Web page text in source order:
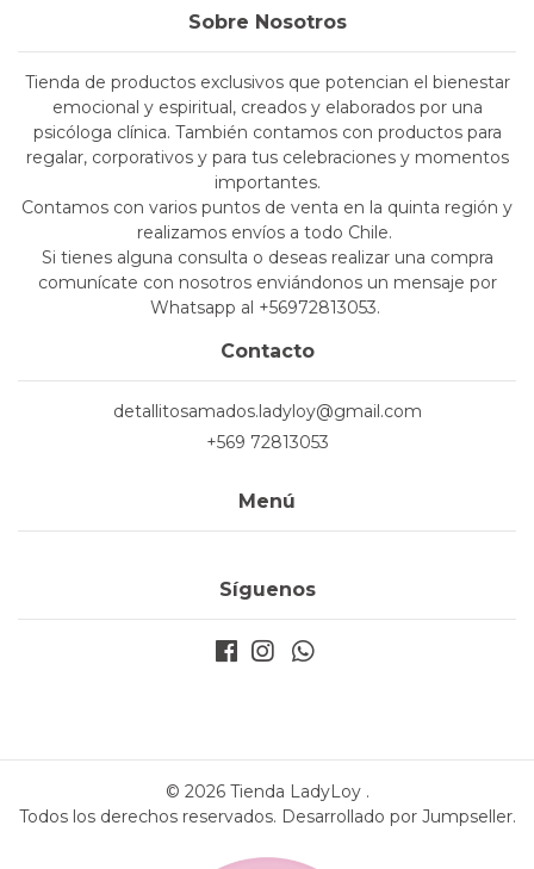
Sobre Nosotros
Tienda de productos exclusivos que potencian el bienestar
emocional y espiritual, creados y elaborados por una
psicóloga clínica. También contamos con productos para
regalar, corporativos y para tus celebraciones y momentos
importantes.
Contamos con varios puntos de venta en la quinta región y
realizamos envíos a todo Chile.
Si tienes alguna consulta o deseas realizar una compra
comunícate con nosotros enviándonos un mensaje por
Whatsapp al +56972813053.
Contacto
detallitosamados.ladyloy@gmail.com
+569 72813053
Menú
Síguenos
© 2026 Tienda LadyLoy .
Todos los derechos reservados. Desarrollado por Jumpseller.